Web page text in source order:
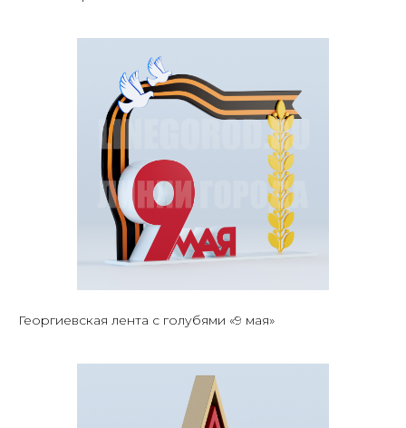
Георгиевская лента с голубями «9 мая»